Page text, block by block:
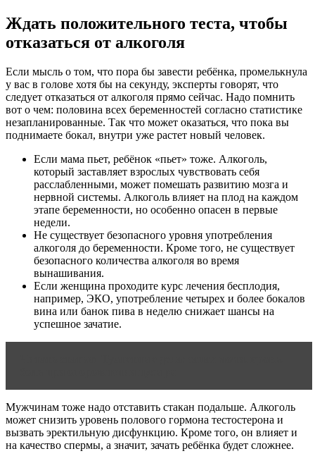
Ждать положительного теста, чтобы
отказаться от алкоголя
Если мысль о том, что пора бы завести ребёнка, промелькнула
у вас в голове хотя бы на секунду, эксперты говорят, что
следует отказаться от алкоголя прямо сейчас. Надо помнить
вот о чем: половина всех беременностей согласно статистике
незапланированные. Так что может оказаться, что пока вы
поднимаете бокал, внутри уже растет новый человек.
Если мама пьет, ребёнок «пьет» тоже. Алкоголь,
который заставляет взрослых чувствовать себя
расслабленными, может помешать развитию мозга и
нервной системы. Алкоголь влияет на плод на каждом
этапе беременности, но особенно опасен в первые
недели.
Не существует безопасного уровня употребления
алкоголя до беременности. Кроме того, не существует
безопасного количества алкоголя во время
вынашивания.
Если женщина проходите курс лечения бесплодия,
например, ЭКО, употребление четырех и более бокалов
вина или банок пива в неделю снижает шансы на
успешное зачатие.
Мужчинам тоже надо отставить стакан подальше. Алкоголь
может снизить уровень полового гормона тестостерона и
вызвать эректильную дисфункцию. Кроме того, он влияет и
на качество спермы, а значит, зачать ребёнка будет сложнее.